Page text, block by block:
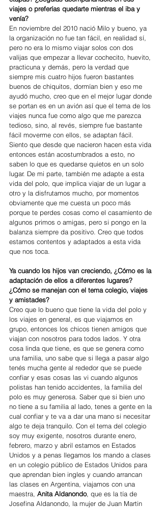
viajes o preferías quedarte mientras el iba y
venía?
En noviembre del 2010 nació Milo y bueno, ya
la organización no fue tan fácil, en realidad sí,
pero no era lo mismo viajar solos con dos
valijas que empezar a llevar cochecito, huevito,
practicuna y demás, pero la verdad que
siempre mis cuatro hijos fueron bastantes
buenos de chiquitos, dormían bien y eso me
ayudó mucho, creo que en el mejor lugar donde
se portan es en un avión así que el tema de los
viajes nunca fue como algo que me parezca
tedioso, sino, al revés, siempre fue bastante
fácil moverme con ellos, se adaptan fácil.
Siento que desde que nacieron hacen esta vida
entonces están acostumbrados a esto, no
saben lo que es quedarse quietos en un solo
lugar. De mi parte, también me adapte a esta
vida del polo, que implica viajar de un lugar a
otro y la disfrutamos mucho, por momentos
obviamente que me cuesta un poco más
porque te perdes cosas como el casamiento de
algunos primos o amigas, pero si pongo en la
balanza siempre da positivo. Creo que todos
estamos contentos y adaptados a esta vida
que nos toca.
Ya cuando los hijos van creciendo, ¿Cómo es la
adaptación de ellos a diferentes lugares?
¿Cómo se manejan con el tema colegio, viajes
y amistades?
Creo que lo bueno que tiene la vida del polo y
los viajes en general, es que viajamos en
grupo, entonces los chicos tienen amigos que
viajan con nosotros para todos lados. Y otra
cosa linda que tiene, es que se genera como
una familia, uno sabe que si llega a pasar algo
tenés mucha gente al rededor que se puede
confiar y esas cosas las vi cuando algunos
polistas han tenido accidentes, la familia del
polo es muy generosa. Saber que si bien uno
no tiene a su familia al lado, tenes a gente en la
cual confiar y te va a dar una mano si necesitar
algo te deja tranquilo. Con el tema del colegio
soy muy exigente, nosotros durante enero,
febrero, marzo y abril estamos en Estados
Unidos y a penas llegamos los mando a clases
en un colegio público de Estados Unidos para
que aprendan bien ingles y cuando arrancan
las clases en Argentina, viajamos con una
maestra, Anita Aldanondo, que es la tía de
Josefina Aldanondo, la mujer de Juan Martin